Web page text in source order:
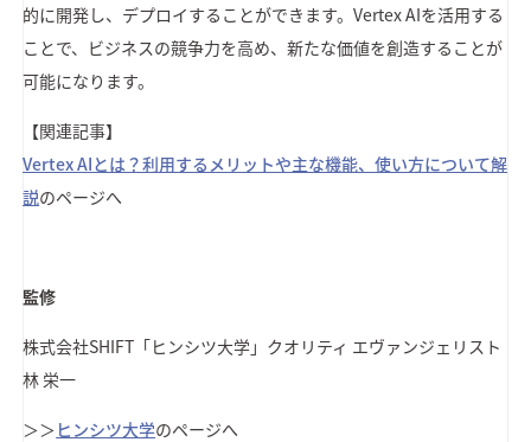
的に開発し、デプロイすることができます。Vertex AIを活用する
ことで、ビジネスの競争力を高め、新たな価値を創造することが
可能になります。
【関連記事】
Vertex AIとは？利用するメリットや主な機能、使い方について解
説のページへ
監修
株式会社SHIFT 「ヒンシツ大学」クオリティ エヴァンジェリスト
林 栄一
＞＞ ヒンシツ大学のページへ